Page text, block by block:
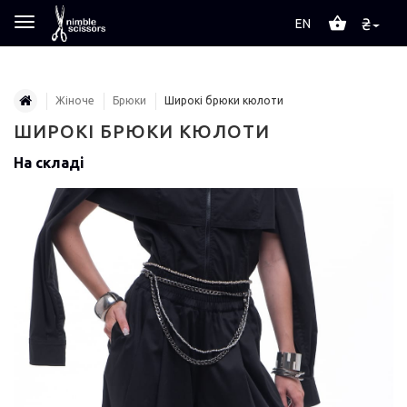
₴
EN
Жіноче Брюки Широкі брюки кюлоти
ШИРОКІ БРЮКИ КЮЛОТИ
На складі